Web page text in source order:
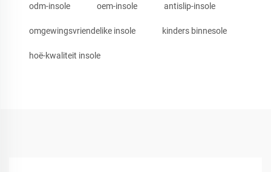
odm-insole oem-insole antislip-insole
omgewingsvriendelike insole kinders binnesole
hoë-kwaliteit insole